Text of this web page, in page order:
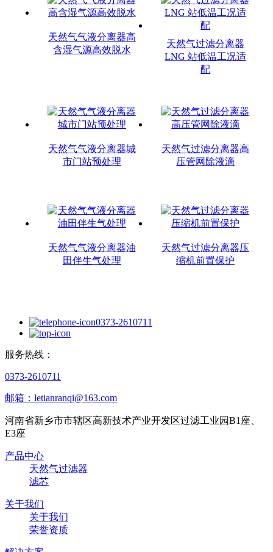
天然气气液分离器高
含湿气源高效脱水
天然气过滤分离器
LNG 站低温工况适
配
天然气气液分离器城
市门站预处理
天然气过滤分离器高
压管网除液滴
天然气气液分离器油
田伴生气处理
天然气过滤分离器压
缩机前置保护
0373-2610711
服务热线：
0373-2610711
邮箱：letianranqi@163.com
河南省新乡市市辖区高新技术产业开发区过滤工业园B1座、
E3座
产品中心
天然气过滤器
滤芯
关于我们
关于我们
荣誉资质